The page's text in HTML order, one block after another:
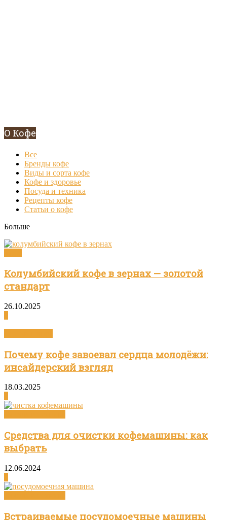
О Кофе
Все
Бренды кофе
Виды и сорта кофе
Кофе и здоровье
Посуда и техника
Рецепты кофе
Статьи о кофе
Больше
Колумбийский кофе в зернах — золотой
стандарт
26.10.2025
Почему кофе завоевал сердца молодёжи:
инсайдерский взгляд
18.03.2025
Средства для очистки кофемашины: как
выбрать
12.06.2024
Встраиваемые посудомоечные машины